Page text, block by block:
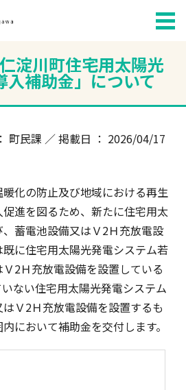
淀川町住宅用太陽光
入補助金」について
町民課 ／ 掲載日 ： 2026/04/17
化の防止及び地域における再生
進を図るため、新たに住宅用太
蓄電池設備又はＶ2Ｈ充放電設
に住宅用太陽光発電システム若
2Ｈ充放電設備を設置している
ない住宅用太陽光発電システム
Ｖ2Ｈ充放電設備を設置するも
において補助金を交付します。